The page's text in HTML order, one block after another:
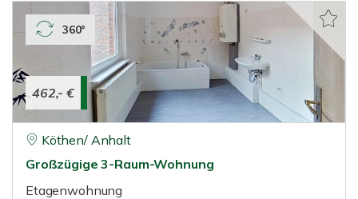
462,- €
360°
Köthen/ Anhalt
Großzügige 3-Raum-Wohnung
Etagenwohnung